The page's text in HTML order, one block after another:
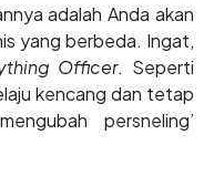
adalah Anda akan
yang berbeda. Ingat,
Officer. Seperti
kencang dan tetap
persneling’